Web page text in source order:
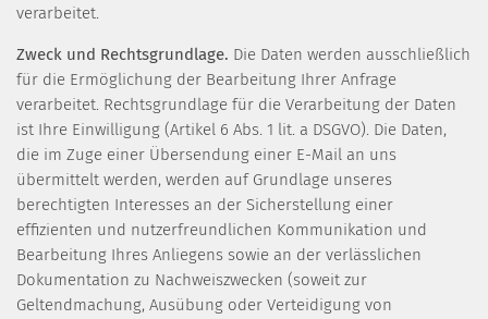
verarbeitet.
Zweck und Rechtsgrundlage. Die Daten werden ausschließlich
für die Ermöglichung der Bearbeitung Ihrer Anfrage
verarbeitet. Rechtsgrundlage für die Verarbeitung der Daten
ist Ihre Einwilligung (Artikel 6 Abs. 1 lit. a DSGVO). Die Daten,
die im Zuge einer Übersendung einer E-Mail an uns
übermittelt werden, werden auf Grundlage unseres
berechtigten Interesses an der Sicherstellung einer
effizienten und nutzerfreundlichen Kommunikation und
Bearbeitung Ihres Anliegens sowie an der verlässlichen
Dokumentation zu Nachweiszwecken (soweit zur
Geltendmachung, Ausübung oder Verteidigung von